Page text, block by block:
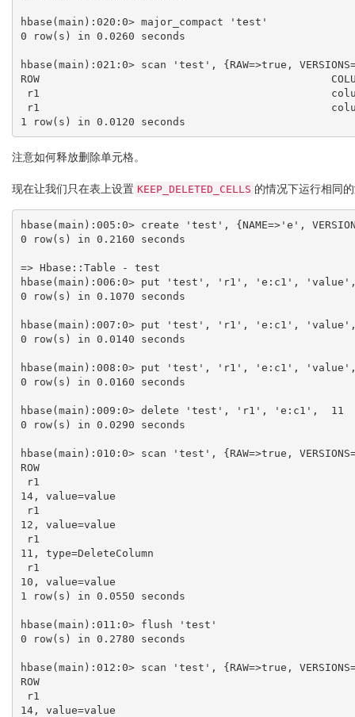
hbase(main):020:0> major_compact 'test'
0 row(s) in 0.0260 seconds
hbase(main):021:0> scan 'test', {RAW=>true,
ROW
注意如何释放删除单元格。
现在让我们只在表上设置 KEEP_DELETED_CELLS 的情况下运行相同
hbase(main):005:0> create 'test', {NAME=>'e',
0 row(s) in 0.2160 seconds
=> Hbase::Table - test
hbase(main):006:0> put 'test', 'r1', 'e:c1',
0 row(s) in 0.1070 seconds
hbase(main):007:0> put 'test', 'r1', 'e:c1',
0 row(s) in 0.0140 seconds
hbase(main):008:0> put 'test', 'r1', 'e:c1',
0 row(s) in 0.0160 seconds
hbase(main):009:0> delete 'test', 'r1', 'e:c1',  11
0 row(s) in 0.0290 seconds
hbase(main):010:0> scan 'test', {RAW=>true,
ROW
14, value=value
12, value=value
11, type=DeleteColumn
10, value=value
1 row(s) in 0.0550 seconds
hbase(main):011:0> flush 'test'
0 row(s) in 0.2780 seconds
hbase(main):012:0> scan 'test', {RAW=>true,
ROW
14, value=value